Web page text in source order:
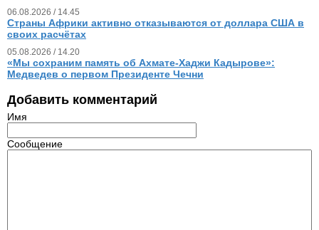
06.08.2026 / 14.45
Страны Африки активно отказываются от доллара США в
своих расчётах
05.08.2026 / 14.20
«Мы сохраним память об Ахмате-Хаджи Кадырове»:
Медведев о первом Президенте Чечни
Добавить комментарий
Имя
Сообщение